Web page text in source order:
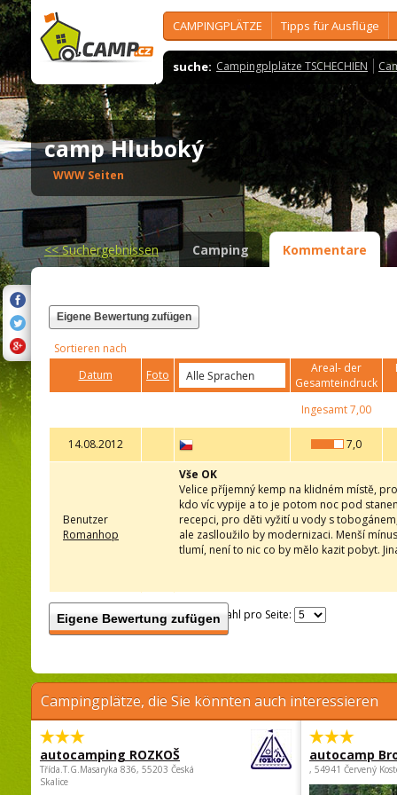
CAMPINGPLÄTZE Tipps für Ausflüge
suche: Campingplplätze TSCHECHIEN
camp Hluboký
WWW Seiten
<<Suchergebnissen Camping Kommentare
Eigene Bewertung zufügen
Sortieren nach
Datum
Foto
Areal- der
Gesamteindruck
Ingesamt7,00
14.08.2012 7,0
Benutzer
Romanhop
Vše OK
Velice příjemný kemp na klidném místě,
kdo víc vypije a to je potom noc pod
recepci, pro děti vyžití u vody s
ale zaslloužilo by modernizaci. Menší
tlumí, není to nic co by mělo kazit pobyt.
Eigene Bewertung zufügenAnzahl pro Seite:
Campingplätze, die Sie könnten auch interessieren
autocamping ROZKOŠ
Třída.T.G.Masaryka 836, 55203 Česká
Skalice
autocamp
, 54941 Červený